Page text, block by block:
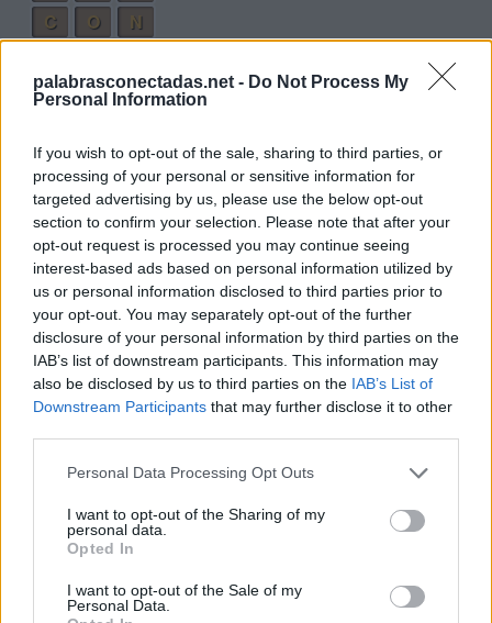
palabrasconectadas.net - Do Not Process My
Personal Information
If you wish to opt-out of the sale, sharing to third parties, or
processing of your personal or sensitive information for
targeted advertising by us, please use the below opt-out
section to confirm your selection. Please note that after your
opt-out request is processed you may continue seeing
interest-based ads based on personal information utilized by
us or personal information disclosed to third parties prior to
your opt-out. You may separately opt-out of the further
disclosure of your personal information by third parties on the
IAB’s list of downstream participants. This information may
also be disclosed by us to third parties on the IAB’s List of
Downstream Participants that may further disclose it to other
Personal Data Processing Opt Outs
I want to opt-out of the Sharing of my
personal data.
Opted In
I want to opt-out of the Sale of my
Personal Data.
C
O
N
C
A B
O
B
A N C
O
B
O C I N
A
Palabras extra:
O
C
A
N
A B
O
B
O I N
A
I
N C O
A
N
A C
O
O B
A
A
O